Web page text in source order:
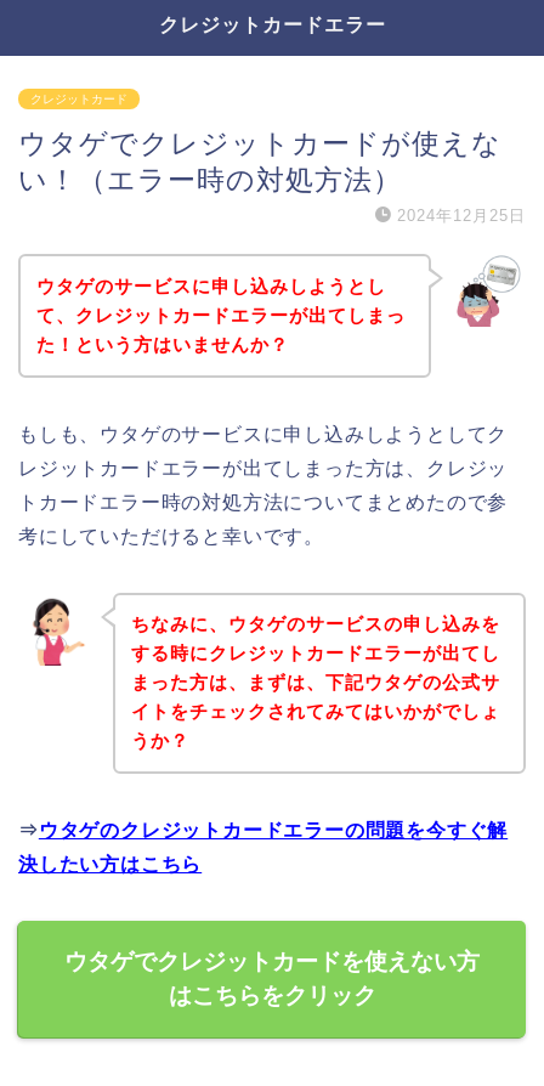
クレジットカードエラー
クレジットカード
ウタゲでクレジットカードが使えな
い！（エラー時の対処方法）
2024年12月25日
ウタゲのサービスに申し込みしようとし
て、クレジットカードエラーが出てしまっ
た！という方はいませんか？
もしも、ウタゲのサービスに申し込みしようとしてク
レジットカードエラーが出てしまった方は、クレジッ
トカードエラー時の対処方法についてまとめたので参
考にしていただけると幸いです。
ちなみに、ウタゲのサービスの申し込みを
する時にクレジットカードエラーが出てし
まった方は、まずは、下記ウタゲの公式サ
イトをチェックされてみてはいかがでしょ
うか？
⇒ ウタゲのクレジットカードエラーの問題を今すぐ解
決したい方はこちら
ウタゲでクレジットカードを使えない方
はこちらをクリック